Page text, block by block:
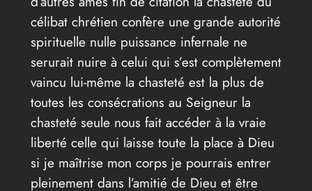
célibat chrétien confère une grande autorité
spirituelle nulle puissance infernale ne
serurait nuire à celui qui s’est complètement
vaincu lui-même la chasteté est la plus de
toutes les consécrations au Seigneur la
chasteté seule nous fait accéder à la vraie
liberté celle qui laisse toute la place à Dieu
si je maîtrise mon corps je pourrais entrer
pleinement dans l’amitié de Dieu et être